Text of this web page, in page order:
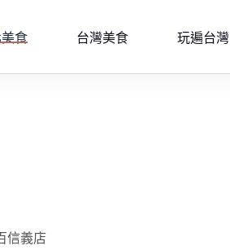
食 台灣美食 玩遍台灣
信義店